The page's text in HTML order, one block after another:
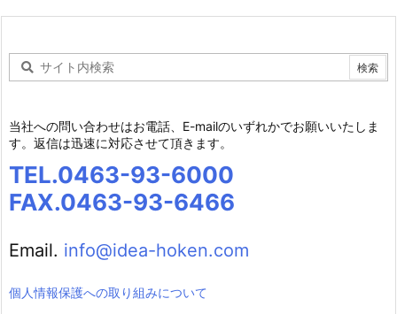
当社への問い合わせはお電話、E-mailのいずれかでお願いいたしま
す。返信は迅速に対応させて頂きます。
TEL.0463-93-6000
FAX.0463-93-6466
Email. info@idea-hoken.com
個人情報保護への取り組みについて